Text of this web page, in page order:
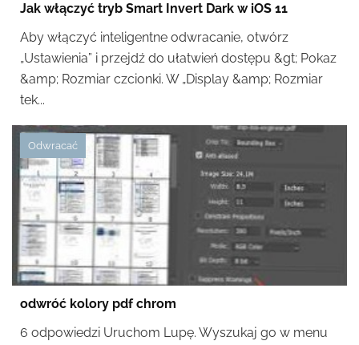
Jak włączyć tryb Smart Invert Dark w iOS 11
Aby włączyć inteligentne odwracanie, otwórz
„Ustawienia” i przejdź do ułatwień dostępu &gt; Pokaz
&amp; Rozmiar czcionki. W „Display &amp; Rozmiar
tek...
Odwracać
odwróć kolory pdf chrom
6 odpowiedzi Uruchom Lupę. Wyszukaj go w menu